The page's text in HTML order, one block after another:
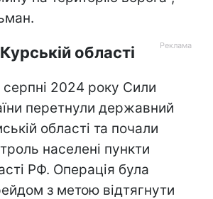
області
2024 року Сили
перетнули державний
області та почали
населені пункти
РФ. Операція була
з метою відтягнути